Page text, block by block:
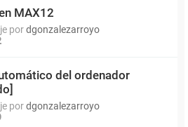
MAX12
pordgonzalezarroyo
del ordenador
pordgonzalezarroyo